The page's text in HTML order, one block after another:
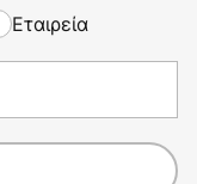
Εταιρεία